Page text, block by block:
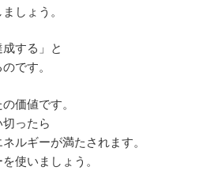
しょう。
成する」と
です。
価値です。
ったら
ルギーが満たされます。
使いましょう。